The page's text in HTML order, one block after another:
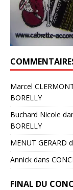
Marcel
BORELLY
Buchard Nicole
BORELLY
MENUT GERARD
Annick dans
FINAL DU